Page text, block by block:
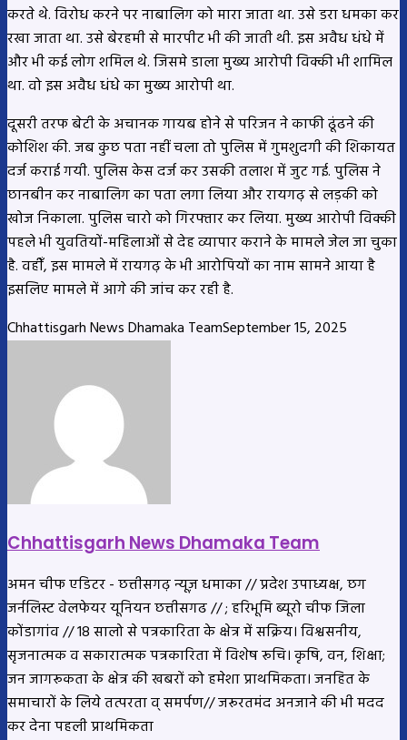
करते थे. विरोध करने पर नाबालिग को मारा जाता था. उसे डरा धमका कर
रखा जाता था. उसे बेरहमी से मारपीट भी की जाती थी. इस अवैध धंधे में
और भी कई लोग शमिल थे. जिसमे डाला मुख्य आरोपी विक्की भी शामिल
था. वो इस अवैध धंधे का मुख्य आरोपी था.
दूसरी तरफ बेटी के अचानक गायब होने से परिजन ने काफी ढूंढने की
कोशिश की. जब कुछ पता नहीं चला तो पुलिस में गुमशुदगी की शिकायत
दर्ज कराई गयी. पुलिस केस दर्ज कर उसकी तलाश में जुट गई. पुलिस ने
छानबीन कर नाबालिग का पता लगा लिया और रायगढ़ से लड़की को
खोज निकाला. पुलिस चारो को गिरफ्तार कर लिया. मुख्य आरोपी विक्की
पहले भी युवतियों-महिलाओं से देह व्यापार कराने के मामले जेल जा चुका
है. वहीँ, इस मामले में रायगढ़ के भी आरोपियों का नाम सामने आया है
इसलिए मामले में आगे की जांच कर रही है.
Chhattisgarh News Dhamaka TeamSeptember 15, 2025
Chhattisgarh News Dhamaka Team
अमन चीफ एडिटर - छत्तीसगढ़ न्यूज़ धमाका // प्रदेश उपाध्यक्ष, छग
जर्नलिस्ट वेलफेयर यूनियन छत्तीसगढ // ; हरिभूमि ब्यूरो चीफ जिला
कोंडागांव // 18 सालो से पत्रकारिता के क्षेत्र में सक्रिय। विश्वसनीय,
सृजनात्मक व सकारात्मक पत्रकारिता में विशेष रूचि। कृषि, वन, शिक्षा;
जन जागरूकता के क्षेत्र की खबरों को हमेशा प्राथमिकता। जनहित के
समाचारों के लिये तत्परता व् समर्पण// जरूरतमंद अनजाने की भी मदद
कर देना पहली प्राथमिकता